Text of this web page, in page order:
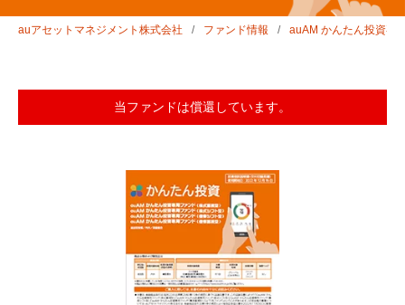
会社情報
ウェブアクセシビリティ
機関投資家のみなさまへ
auアセットマネジメント株式会社 ファンド情報 auAM かんたん投資専
当ファンドは償還しています。